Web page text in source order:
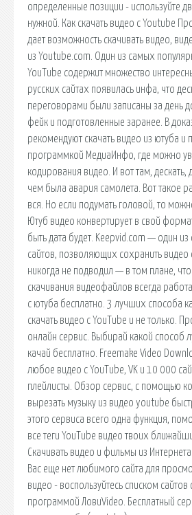
определенные позиции - используйте
нужной. Как скачать видео с Youtube
дает возможность скачивать видео,
из Youtube.com. Один из самых
YouTube содержит множество
русских сайтах появилась инфа, что
переговорами были записаны за день
фейк и подготовленные заранее. В
рекомендуют скачать видео из ютуба и
программкой МедиаИнфо, где можно
кодирования видео. И вот там, дескать,
чем была авария самолета. Вот такое
вся. Но если подумать головой, то
Ютуб видео конвертирует в свой
быть дата будет. Keepvid.com — один
сайтов, позволяющих сохранить видео
никогда не подводил — в том плане,
скачивания видеофайлов всегда
с ютуба бесплатно. 3 лучших способа
скачать видео с YouTube и не только.
онлайн сервис. Выбирай какой способ
качай бесплатно. Freemake Video
любое видео с YouTube, VK и 10 000
плейлисты. Обзор сервис, с помощью
вырезать музыку из видео youtube
этого сервиса всего одна функция,
все теги YouTube видео твоих
Скачивать видео и фильмы из
Вас еще нет любимого сайта для
видео - воспользуйтесь списком
программой ЛовиVideo. Бесплатный